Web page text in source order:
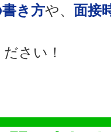
き方や、 面接
さい！